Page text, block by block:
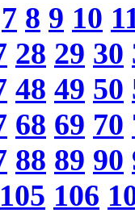
7 8 9 10
28 29 30
48 49 50
68 69 70
88 89 90
105 106